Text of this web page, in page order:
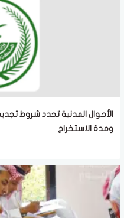
الأحوال المدنية تحدد شروط
ومدة الاستخراج